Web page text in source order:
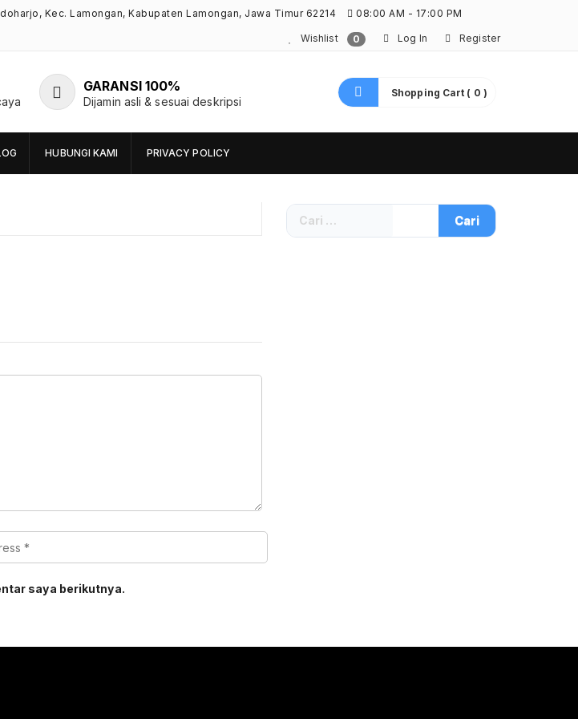
Kec. Lamongan, Kabupaten Lamongan, Jawa Timur 62214 08:00 AM - 17:00 PM
Wishlist 0 Log In Register
GARANSI 100%
Dijamin asli & sesuai deskripsi
Shopping Cart ( 0 )
HUBUNGI KAMI PRIVACY POLICY
saya berikutnya.
Cari
untuk: